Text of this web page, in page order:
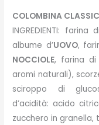
COLOMBINA
INGREDIENTI: farina di
albume d’UOVO,
NOCCIOLE, farina di
aromi naturali),
sciroppo di
d’acidità: acido
zucchero in granella,